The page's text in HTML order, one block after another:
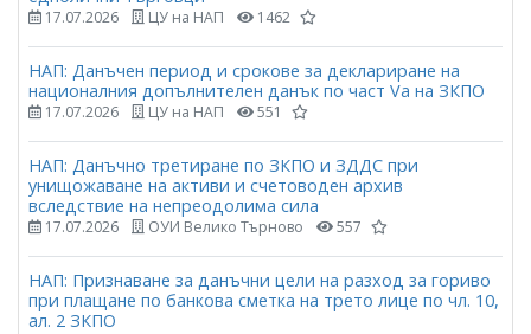
17.07.2026 ЦУ на НАП 1462
НАП: Данъчен период и срокове за деклариране на
националния допълнителен данък по част Vа на ЗКПО
17.07.2026 ЦУ на НАП 551
НАП: Данъчно третиране по ЗКПО и ЗДДС при
унищожаване на активи и счетоводен архив
вследствие на непреодолима сила
17.07.2026 ОУИ Велико Търново 557
НАП: Признаване за данъчни цели на разход за гориво
при плащане по банкова сметка на трето лице по чл. 10,
ал. 2 ЗКПО